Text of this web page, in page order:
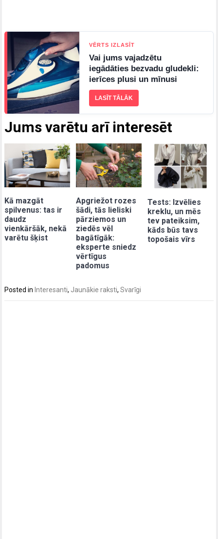
Jums varētu arī interesēt
Kā mazgāt
spilvenus: tas ir
daudz
vienkāršāk, nekā
varētu šķist
Apgriežot rozes
šādi, tās lieliski
pārziemos un
ziedēs vēl
bagātīgāk:
eksperte sniedz
vērtīgus
padomus
Tests: Izvēlies
kreklu, un mēs
tev pateiksim,
kāds būs tavs
topošais vīrs
VĒRTS IZLASĪT
Vai jums vajadzētu
iegādāties bezvadu gludekli:
ierīces plusi un mīnusi
LASĪT TĀLĀK
Posted in Interesanti, Jaunākie raksti,Svarīgi